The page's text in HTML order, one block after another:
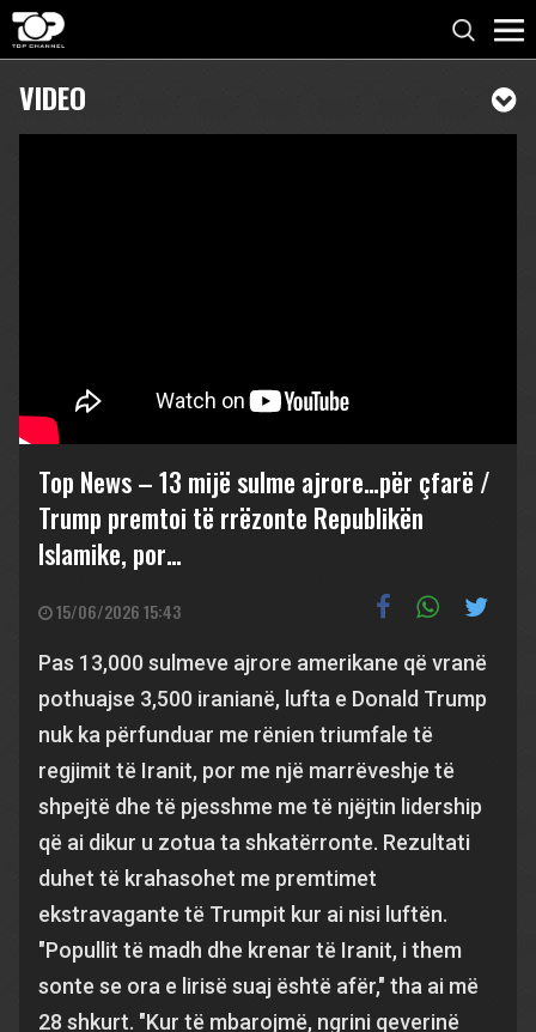
VIDEO
Top News – 13 mijë sulme ajrore…për çfarë /
Trump premtoi të rrëzonte Republikën
Islamike, por…
15/06/2026 15:43
Pas 13,000 sulmeve ajrore amerikane që vranë
pothuajse 3,500 iranianë, lufta e Donald Trump
nuk ka përfunduar me rënien triumfale të
regjimit të Iranit, por me një marrëveshje të
shpejtë dhe të pjesshme me të njëjtin lidership
që ai dikur u zotua ta shkatërronte. Rezultati
duhet të krahasohet me premtimet
ekstravagante të Trumpit kur ai nisi luftën.
"Popullit të madh dhe krenar të Iranit, i them
sonte se ora e lirisë suaj është afër," tha ai më
28 shkurt. "Kur të mbarojmë, ngrini qeverinë